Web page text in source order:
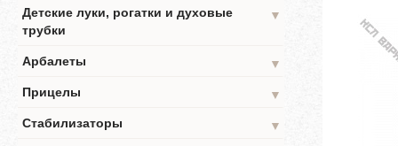
Детские луки, рогатки и духовые
трубки
▼
Арбалеты
▼
Прицелы
▼
Стабилизаторы
▼